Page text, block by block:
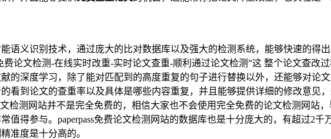
语义识别技术，通过庞大的比对数据库以及强大的检测系统，能够快速的得
费论文检测-在线实时改重-实时论文查重-顺利通过论文检测”这 整个论文查改
的深度学习，除了能对匹配到的高度重复的句子进行替换以外，还能够对论
看到论文的查重率以及具体是哪些内容重复，并且能够提供详细的修改意见
检测网站并不是完全免费的，相信大家也不会使用完全免费的论文检测网站
值得参与。paperpass免费论文检测网站的数据库也是十分庞大的，有超过2
准度是十分高的。